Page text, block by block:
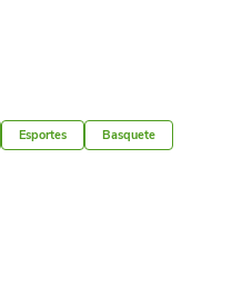
Esportes Basquete